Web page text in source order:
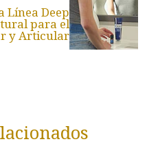
Línea Deep
para el
y Articular